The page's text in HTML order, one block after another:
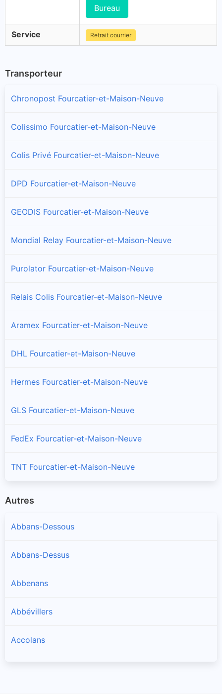
Bureau
Service Retrait courrier
Transporteur
Chronopost Fourcatier-et-Maison-Neuve
Colissimo Fourcatier-et-Maison-Neuve
Colis Privé Fourcatier-et-Maison-Neuve
DPD Fourcatier-et-Maison-Neuve
GEODIS Fourcatier-et-Maison-Neuve
Mondial Relay Fourcatier-et-Maison-Neuve
Purolator Fourcatier-et-Maison-Neuve
Relais Colis Fourcatier-et-Maison-Neuve
Aramex Fourcatier-et-Maison-Neuve
DHL Fourcatier-et-Maison-Neuve
Hermes Fourcatier-et-Maison-Neuve
GLS Fourcatier-et-Maison-Neuve
FedEx Fourcatier-et-Maison-Neuve
TNT Fourcatier-et-Maison-Neuve
Autres
Abbans-Dessous
Abbans-Dessus
Abbenans
Abbévillers
Accolans